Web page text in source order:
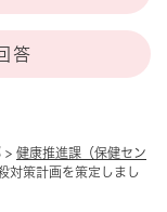
> 健康推進課（保健セン
対策計画を策定しまし
答